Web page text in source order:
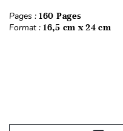
Pages : 160 Pages
Format : 16,5 cm x 24 cm